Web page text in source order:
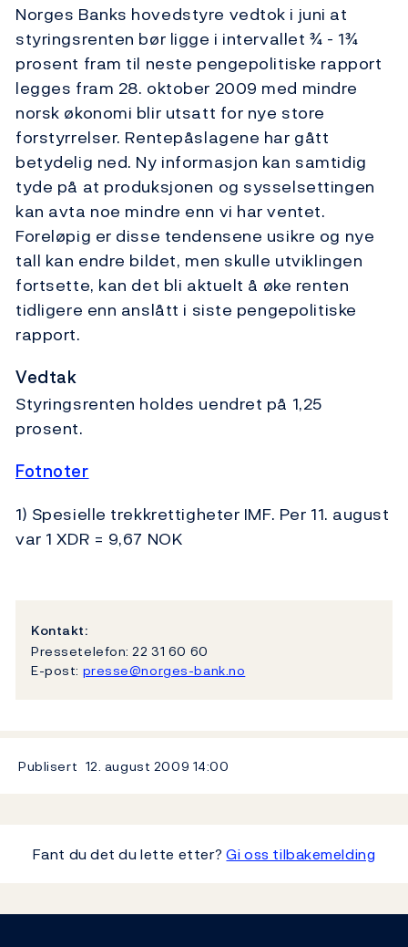
Norges Banks hovedstyre vedtok i juni at
styringsrenten bør ligge i intervallet ¾ - 1¾
prosent fram til neste pengepolitiske rapport
legges fram 28. oktober 2009 med mindre
norsk økonomi blir utsatt for nye store
forstyrrelser. Rentepåslagene har gått
betydelig ned. Ny informasjon kan samtidig
tyde på at produksjonen og sysselsettingen
kan avta noe mindre enn vi har ventet.
Foreløpig er disse tendensene usikre og nye
tall kan endre bildet, men skulle utviklingen
fortsette, kan det bli aktuelt å øke renten
tidligere enn anslått i siste pengepolitiske
rapport.
Vedtak
Styringsrenten holdes uendret på 1,25
prosent.
Fotnoter
1) Spesielle trekkrettigheter IMF. Per 11. august
var 1 XDR = 9,67 NOK
Kontakt:
Pressetelefon: 22 31 60 60
E-post: presse@norges-bank.no
Publisert 12. august 2009 14:00
Fant du det du lette etter?Gi oss tilbakemelding